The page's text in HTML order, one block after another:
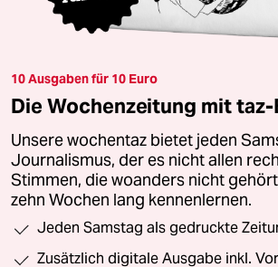
10 Ausgaben für 10 Euro
Die Wochenzeitung mit
Unsere wochentaz bietet jeden
Journalismus, der es nicht allen
Stimmen, die woanders nicht
zehn Wochen lang kennenlernen.
Jeden Samstag als gedruckte
Zusätzlich digitale Ausgabe inkl.